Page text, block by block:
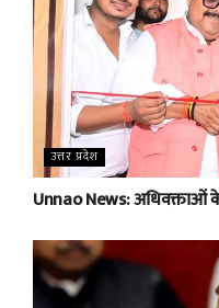
उत्तर प्रदेश
Unnao News: अधिवक्ताओं